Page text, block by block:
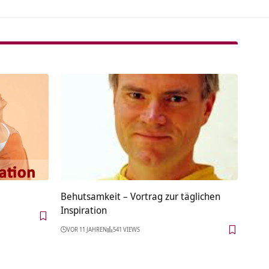
Behutsamkeit – Vortrag zur täglichen
Inspiration
VOR 11 JAHREN 541 VIEWS